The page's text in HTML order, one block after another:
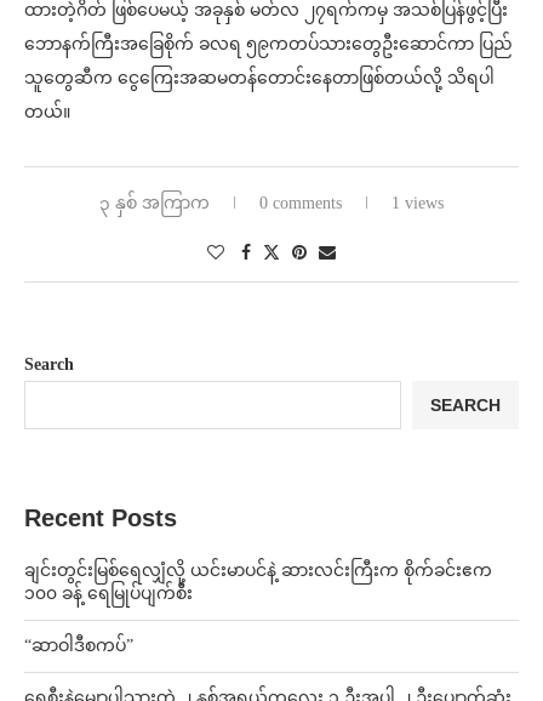
ထားတဲ့ဂိတ် ဖြစ်ပေမယ့် အခုနှစ် မတ်လ ၂၇ရက်ကမှ အသစ်ပြန်ဖွင့်ပြီး
ဘောနက်ကြီးအခြေစိုက် ခလရ ၅၉ကတပ်သားတွေဦးဆောင်ကာ ပြည်
သူတွေဆီက ငွေကြေးအဆမတန်တောင်းနေတာဖြစ်တယ်လို့ သိရပါ
တယ်။
၃ နှစ် အကြာက 0 comments 1 views
Search
SEARCH
Recent Posts
ချင်းတွင်းမြစ်ရေလျှံလို့ ယင်းမာပင်နဲ့ ဆားလင်းကြီးက စိုက်ခင်းဧက
၁၀၀ ခန့် ရေမြုပ်ပျက်စီး
“ဆာဝါဒီစကပ်”